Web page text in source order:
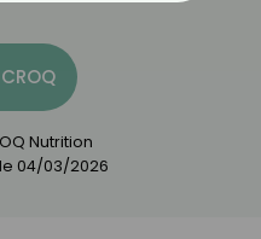
Nutrition
04/03/2026